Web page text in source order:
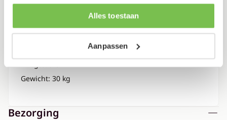
informatie die je aan ze hebt verstrekt of die ze hebben
verzameld op basis van je gebruik van hun services.
Alles toestaan
Aanpassen
Lengte: 210 cm
Gewicht: 30 kg
Bezorging